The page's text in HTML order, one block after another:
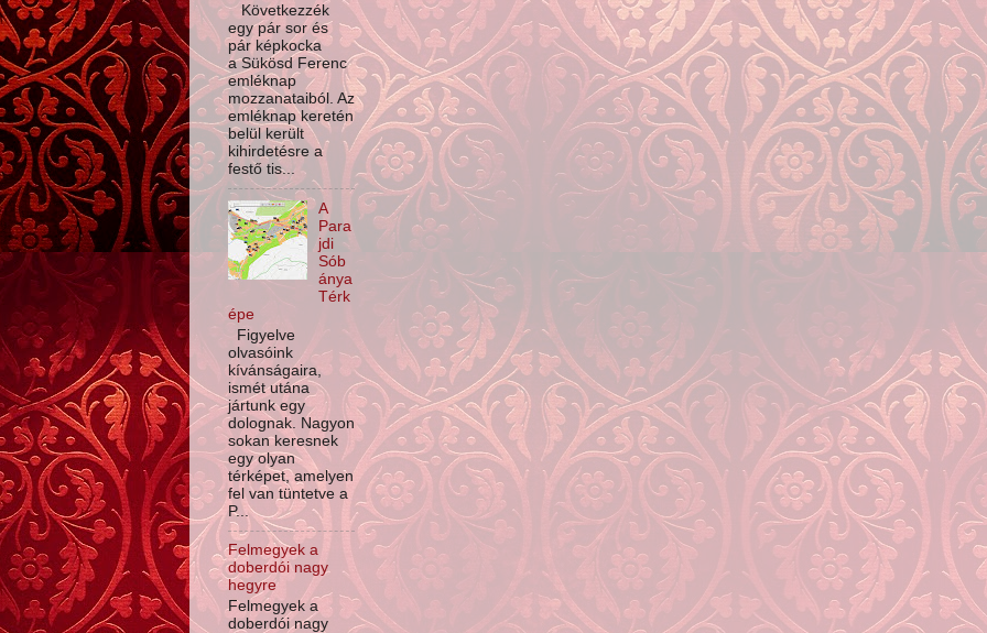
Következzék
egy pár sor és
pár képkocka
a Sükösd Ferenc
emléknap
mozzanataiból. Az
emléknap keretén
belül került
kihirdetésre a
festő tis...
A
Para
jdi
Sób
ánya
Térk
épe
Figyelve
olvasóink
kívánságaira,
ismét utána
jártunk egy
dolognak. Nagyon
sokan keresnek
egy olyan
térképet, amelyen
fel van tüntetve a
P...
Felmegyek a
doberdói nagy
hegyre
Felmegyek a
doberdói nagy